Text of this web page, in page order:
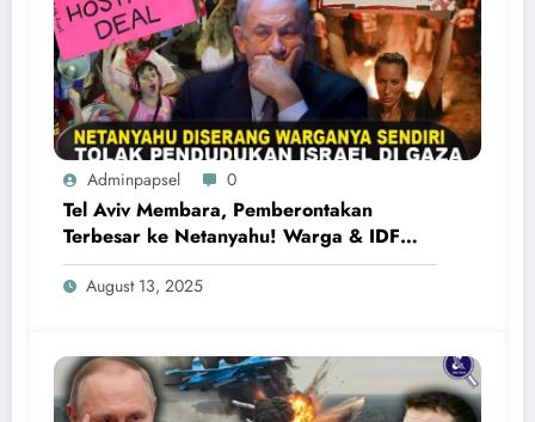
Adminpapsel 0
Tel Aviv Membara, Pemberontakan
Terbesar ke Netanyahu! Warga & IDF
Tentang Pendudukan Israel di Gaza
August 13, 2025